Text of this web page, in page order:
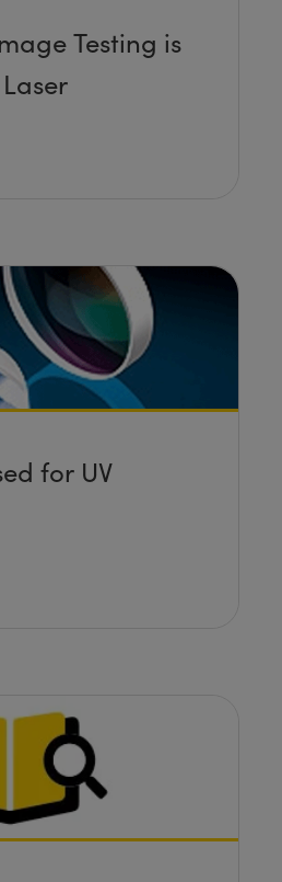
Testing is
for UV